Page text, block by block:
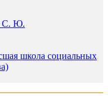
С. Ю.
школа социальных